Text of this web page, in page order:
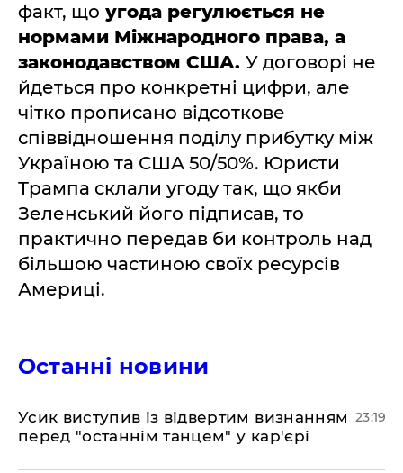
факт, що угода регулюється не
нормами Міжнародного права, а
законодавством США. У договорі не
йдеться про конкретні цифри, але
чітко прописано відсоткове
співвідношення поділу прибутку між
Україною та США 50/50%. Юристи
Трампа склали угоду так, що якби
Зеленський його підписав, то
практично передав би контроль над
більшою частиною своїх ресурсів
Америці.
Останні новини
​Усик виступив із відвертим визнанням
перед "останнім танцем" у кар'єрі
23:19